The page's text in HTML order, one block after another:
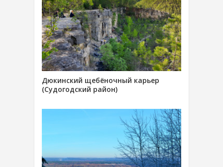
Дюкинский щебёночный карьер
(Судогодский район)